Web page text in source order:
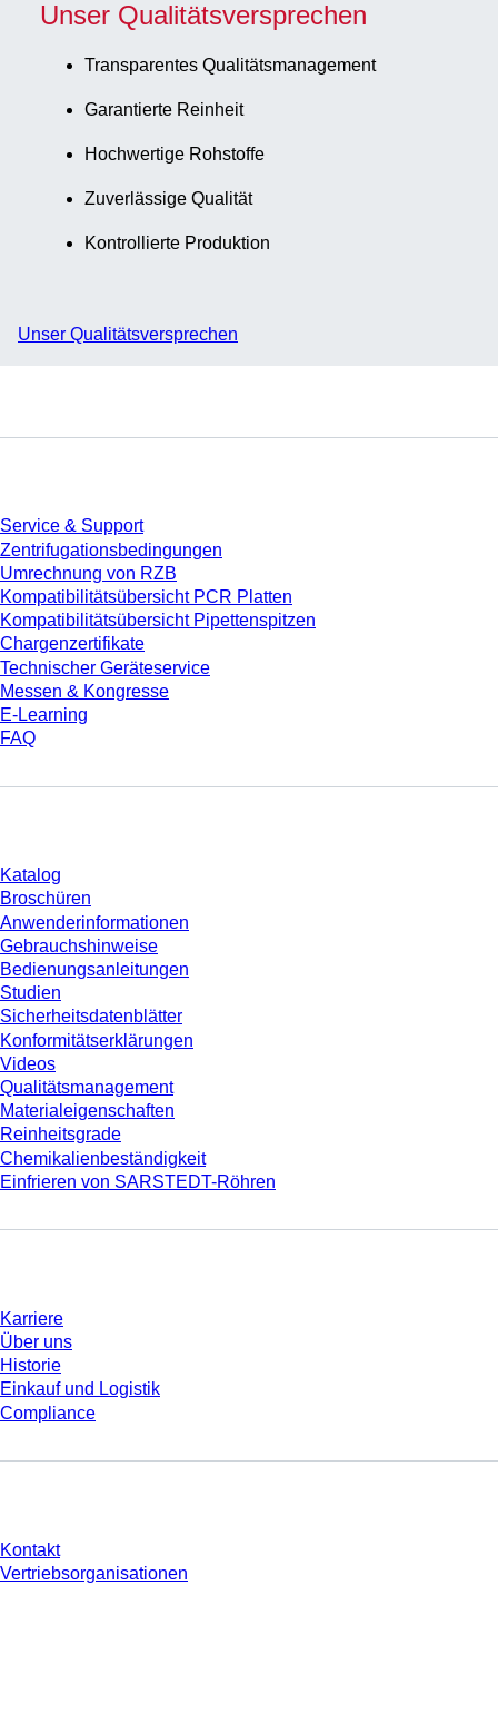
Unser Qualitätsversprechen
Transparentes Qualitätsmanagement
Garantierte Reinheit
Hochwertige Rohstoffe
Zuverlässige Qualität
Kontrollierte Produktion
Unser Qualitätsversprechen
Service & Support
Zentrifugationsbedingungen
Umrechnung von RZB
Kompatibilitätsübersicht PCR Platten
Kompatibilitätsübersicht Pipettenspitzen
Chargenzertifikate
Technischer Geräteservice
Messen & Kongresse
E-Learning
FAQ
Katalog
Broschüren
Anwenderinformationen
Gebrauchshinweise
Bedienungsanleitungen
Studien
Sicherheitsdatenblätter
Konformitätserklärungen
Videos
Qualitätsmanagement
Materialeigenschaften
Reinheitsgrade
Chemikalienbeständigkeit
Einfrieren von SARSTEDT-Röhren
Karriere
Über uns
Historie
Einkauf und Logistik
Compliance
Kontakt
Vertriebsorganisationen